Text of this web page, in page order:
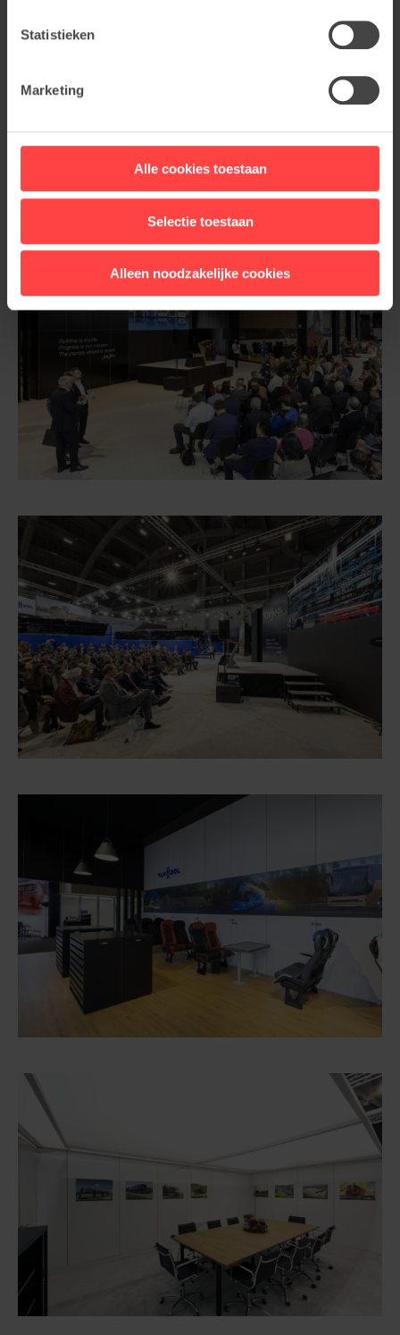
Statistieken
Marketing
Alle cookies toestaan
Selectie toestaan
Alleen noodzakelijke cookies